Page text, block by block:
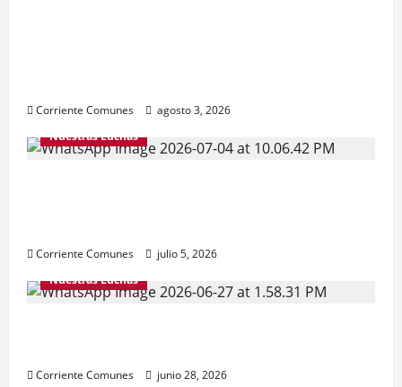
Corriente Comunes
agosto 3, 2026
Nuestras Luchas
Corriente Comunes
julio 5, 2026
Nuestras Luchas
Corriente Comunes junio 28, 2026